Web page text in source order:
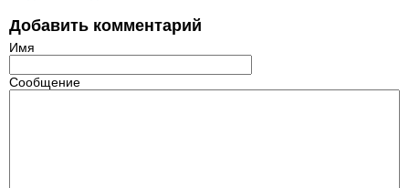
Добавить комментарий
Имя
Сообщение